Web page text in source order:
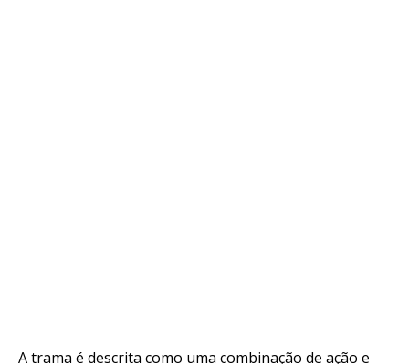
A trama é descrita como uma combinação de ação e